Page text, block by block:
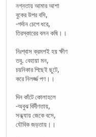
নগ্নতায় আমার আশা
বুকের উপর বসি,
-গর্দান চেপে ধরে,
তিরস্কারের বলন কষি।।
নিঃশ্বাস ক্রমশই হয় ক্ষীণ
তবু. বেহায়া মন,
চয়নিকার পিছেই ছুটে,
করে নিলর্জ্জ পণ।।
দিন কাঁটে কোলাহলে
-অবুঝ বির্দীণতায়,
সন্ধ্যায় জেকে বসে,
যৌবিক জড়তায়।।